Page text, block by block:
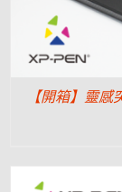
【開箱】靈